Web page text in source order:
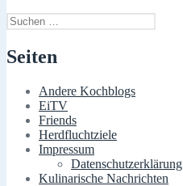
Suchen
nach:
Seiten
Andere Kochblogs
EiTV
Friends
Herdfluchtziele
Impressum
Datenschutzerklärung
Kulinarische Nachrichten